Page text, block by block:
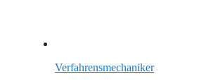
Verfahrensmechaniker